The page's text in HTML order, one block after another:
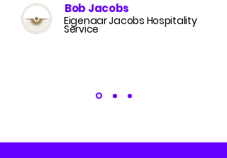
Bob Jacobs
Eigenaar Jacobs Hospitality
Service